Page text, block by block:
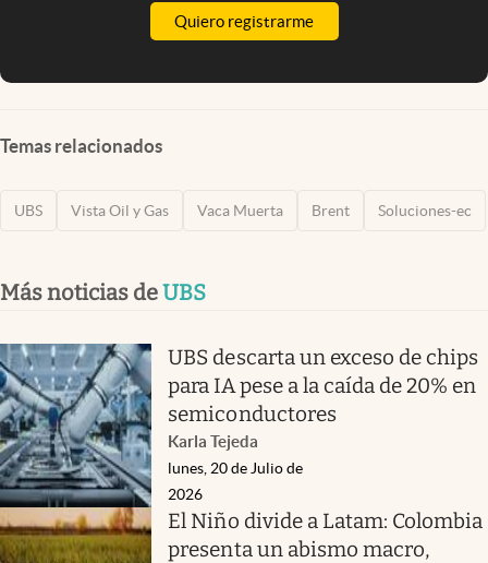
Quiero registrarme
Temas relacionados
UBS Vista Oil y Gas Vaca Muerta Brent Soluciones-ec
Más noticias deUBS
UBS descarta un exceso de chips
para IA pese a la caída de 20% en
semiconductores
Karla Tejeda
lunes, 20 de Julio de
2026
El Niño divide a Latam: Colombia
presenta un abismo macro,